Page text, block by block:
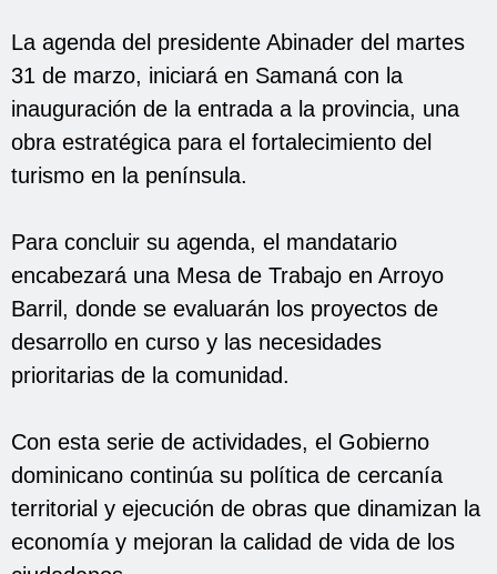
La agenda del presidente Abinader del martes
31 de marzo, iniciará en Samaná con la
inauguración de la entrada a la provincia, una
obra estratégica para el fortalecimiento del
turismo en la península.
Para concluir su agenda, el mandatario
encabezará una Mesa de Trabajo en Arroyo
Barril, donde se evaluarán los proyectos de
desarrollo en curso y las necesidades
prioritarias de la comunidad.
Con esta serie de actividades, el Gobierno
dominicano continúa su política de cercanía
territorial y ejecución de obras que dinamizan la
economía y mejoran la calidad de vida de los